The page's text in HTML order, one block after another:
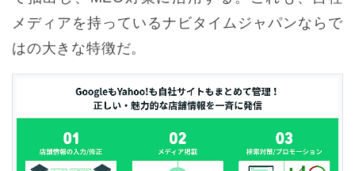
メディアを持っているナビタイムジャパンならで
はの大きな特徴だ。